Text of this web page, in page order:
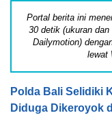
Portal berita ini
30 detik (ukuran
Dailymotion)
lewat
Polda Bali Selidiki
Diduga Dikeroyok